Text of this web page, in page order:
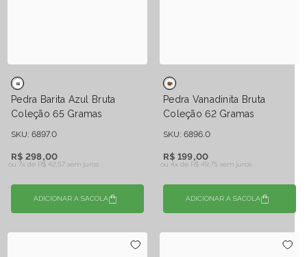
Pedra Barita Azul Bruta
Coleção 65 Gramas
SKU: 6897.0
R$ 298,00
ou 7x de R$ 42,57 sem juros
ADICIONAR A SACOLA
Pedra Vanadinita Bruta
Coleção 62 Gramas
SKU: 6896.0
R$ 199,00
ou 4x de R$ 49,75 sem juros
ADICIONAR A SACOLA